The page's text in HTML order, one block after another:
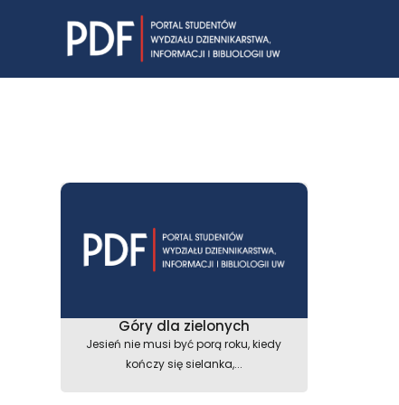
Góry dla zielonych
Jesień nie musi być porą roku, kiedy
kończy się sielanka,...